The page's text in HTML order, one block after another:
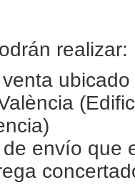
realizar:
envío que